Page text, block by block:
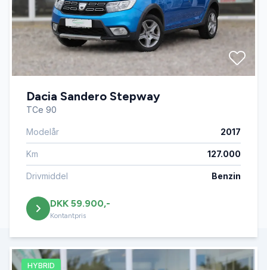
Dacia Sandero Stepway
TCe 90
Modelår 2017
Km 127.000
Drivmiddel Benzin
DKK 59.900,-
Kontantpris
HYBRID